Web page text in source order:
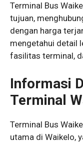
Terminal Bus
tujuan,
dengan harga
mengetahui detail
fasilitas terminal,
Informasi
Terminal
Terminal Bus
utama di Waikelo,